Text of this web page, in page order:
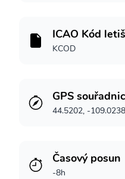
ICAO Kód
KCOD
GPS
44.5202, -109.0238
Časový posun
-8h